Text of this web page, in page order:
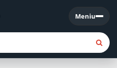
Meniu
Meniu